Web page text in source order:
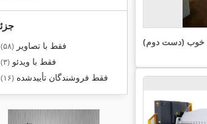
فقط با تصاویر(۵۸)
فقط با ویدئو(۳)
فقط فروشندگان تأییدشده(۱۶)
خوب (دست دوم)